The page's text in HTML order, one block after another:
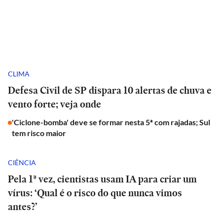
CLIMA
Defesa Civil de SP dispara 10 alertas de chuva e
vento forte; veja onde
'Ciclone-bomba' deve se formar nesta 5ª com rajadas; Sul
tem risco maior
CIÊNCIA
Pela 1ª vez, cientistas usam IA para criar um
vírus: ‘Qual é o risco do que nunca vimos
antes?’